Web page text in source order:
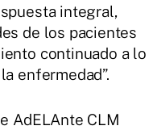
integral,
de los pacientes
continuado a lo
enfermedad”.
AdELAnte CLM